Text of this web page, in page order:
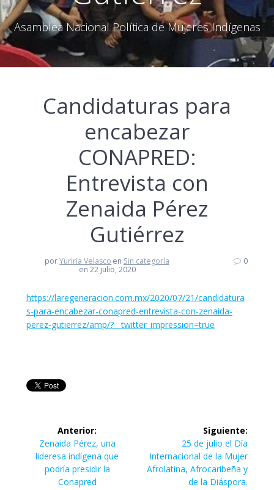
Asamblea Nacional Política de Mujeres Indígenas
Candidaturas para
encabezar
CONAPRED:
Entrevista con
Zenaida Pérez
Gutiérrez
porYuriria Velasco en Sin categoría
en 22 julio, 2020
0
https://laregeneracion.com.mx/2020/07/21/candidatura
s-para-encabezar-conapred-entrevista-con-zenaida-
perez-gutierrez/amp/?__twitter_impression=true
Navegación
entradas
Anterior:
Entrada
anterior:
Zenaida Pérez, una
lideresa indígena que
podría presidir la
Conapred
Siguiente:
Siguiente
entrada:
25 de julio el Día
Internacional de la Mujer
Afrolatina, Afrocaribeña y
de la Diáspora.